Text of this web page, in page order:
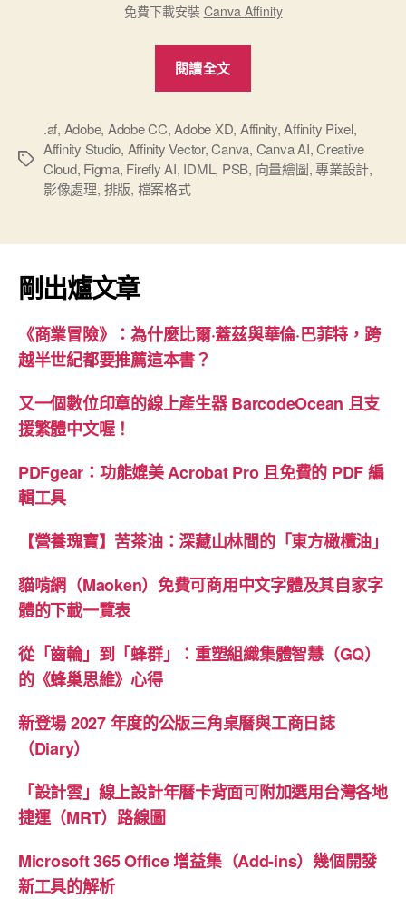
免費下載安裝 Canva Affinity
閱讀全文
式
下
戰
戰
業
設
的
標
.af, Adobe, Adobe CC,Adobe XD, Affinity,Affinity Pixel,
Affinity Studio, Affinity Vector,Canva, Canva AI,Creative
Cloud, Figma, Firefly AI, IDML, PSB, 向量繪圖,專業設計,
影像處理, 排版, 檔案格式
剛出爐文章
《商業冒險》：為什麼比爾·蓋茲與華倫·巴菲特，跨
越半世紀都要推薦這本書？
又一個數位印章的線上產生器 BarcodeOcean 且支
援繁體中文喔！
PDFgear：功能媲美 Acrobat Pro 且免費的 PDF 編
輯工具
【營養瑰寶】苦茶油：深藏山林間的「東方橄欖油」
貓啃網（Maoken）免費可商用中文字體及其自家字
體的下載一覽表
從「齒輪」到「蜂群」：重塑組織集體智慧（GQ）
的《蜂巢思維》心得
新登場 2027 年度的公版三角桌曆與工商日誌
（Diary）
「設計雲」線上設計年曆卡背面可附加選用台灣各地
捷運（MRT）路線圖
Microsoft 365 Office 增益集（Add-ins）幾個開發
新工具的解析